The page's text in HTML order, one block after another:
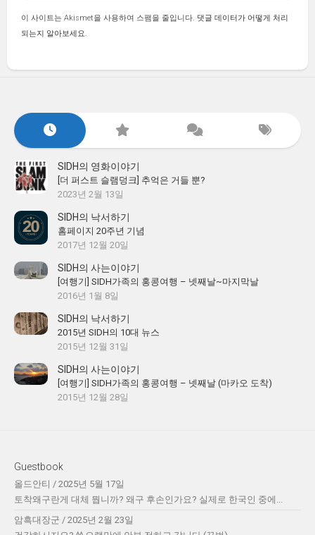
이 사이트는 Akismet을 사용하여 스팸을 줄입니다. 댓글 데이터가 어떻게 처리
되는지 알아보세요.
SIDH의 영화이야기
[더 퍼스트 슬램덩크] 추억은 거들 뿐?
2023년 2월 13일
SIDH의 낙서하기
홈페이지 20주년 기념
2017년 12월 20일
SIDH의 사는이야기
[여행기] SIDH가족의 홍콩여행 – 넷째날~마지막날
2016년 1월 8일
SIDH의 낙서하기
2015년 SIDH의 10대 뉴스
2015년 12월 31일
SIDH의 사는이야기
[여행기] SIDH가족의 홍콩여행 – 넷째날 (마카오 도착)
2015년 12월 28일
Guestbook
올드안티 / 2025년 5월 17일
토착왜구란게 대체 뭡니까? 왜구 후손인가요? 실제로 한국인 중에...
암흑대장군 / 2025년 2월 23일